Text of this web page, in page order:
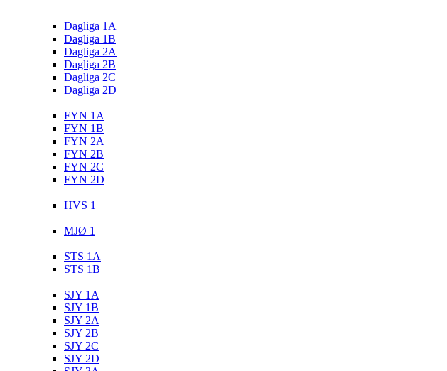
Dagliga 1A
Dagliga 1B
Dagliga 2A
Dagliga 2B
Dagliga 2C
Dagliga 2D
FYN 1A
FYN 1B
FYN 2A
FYN 2B
FYN 2C
FYN 2D
HVS 1
MJØ 1
STS 1A
STS 1B
SJY 1A
SJY 1B
SJY 2A
SJY 2B
SJY 2C
SJY 2D